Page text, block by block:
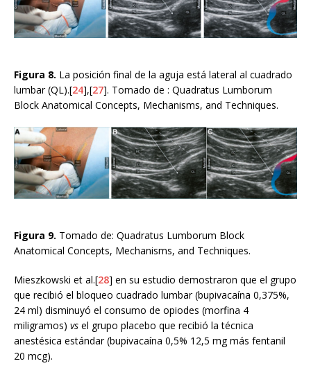
Figura 8. La posición final de la aguja está lateral al cuadrado
lumbar (QL).[24],[27]. Tomado de : Quadratus Lumborum
Block Anatomical Concepts, Mechanisms, and Techniques.
Figura 9. Tomado de: Quadratus Lumborum Block
Anatomical Concepts, Mechanisms, and Techniques.
Mieszkowski et al.[28] en su estudio demostraron que el grupo
que recibió el bloqueo cuadrado lumbar (bupivacaína 0,375%,
24 ml) disminuyó el consumo de opiodes (morfina 4
miligramos) vs el grupo placebo que recibió la técnica
anestésica estándar (bupivacaína 0,5% 12,5 mg más fentanil
20 mcg).